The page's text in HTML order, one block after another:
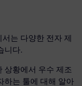
는 다양한 전자 제
니다.
상황에서 우수 제조
하는 툴에 대해 알아